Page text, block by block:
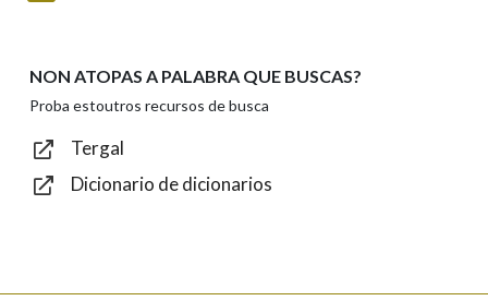
Texto de verificación
NON ATOPAS A PALABRA QUE BUSCAS?
Proba estoutros recursos de busca
Tergal
Dicionario de dicionarios